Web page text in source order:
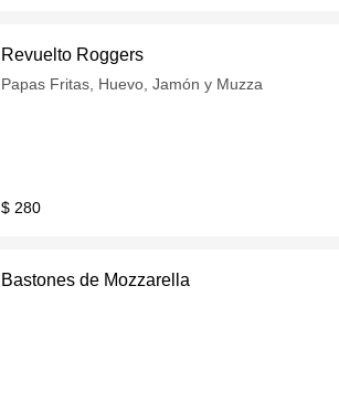
Revuelto Roggers
Papas Fritas, Huevo, Jamón y Muzza
$ 280
Bastones de Mozzarella